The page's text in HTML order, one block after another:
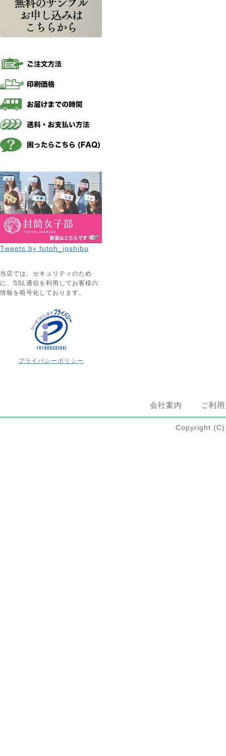
Tweets by futoh_joshibu
当店では、セキュリティのため
に、SSL通信を利用してお客様の
情報を暗号化しております。
プライバシーポリシー
会社案内 ご利
Copyright